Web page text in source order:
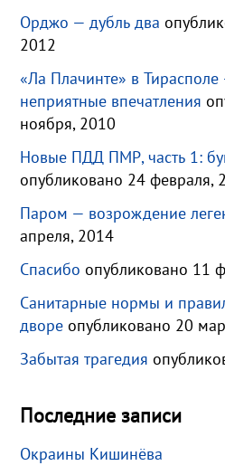
Орджо — дубль два
2012
«Ла Плачинте» в
неприятные впечатления
ноября, 2010
Новые ПДД ПМР, часть 1:
опубликовано 24 февраля,
Паром — возрождение
апреля, 2014
Спасибо опубликовано 11
Санитарные нормы и
дворе опубликовано 20
Забытая трагедия
Последние записи
Окраины Кишинёва